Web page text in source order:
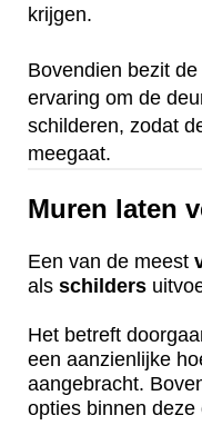
krijgen.
Bovendien bezit de
ervaring om de
schilderen, zodat
meegaat.
Muren laten
Een van de meest
als schilders
Het betreft
een aanzienlijke
aangebracht.
opties binnen deze